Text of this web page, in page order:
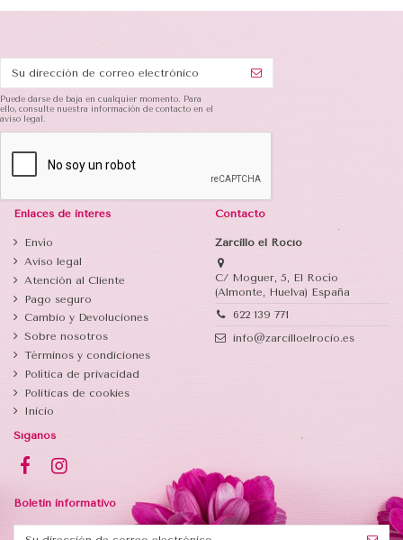
Puede darse de baja en cualquier momento. Para
ello, consulte nuestra información de contacto en el
aviso legal.
Enlaces de interés
Envío
Aviso legal
Atención al Cliente
Pago seguro
Cambio y Devoluciones
Sobre nosotros
Términos y condiciones
Política de privacidad
Politicas de cookies
Inicio
Contacto
Zarcillo el Rocío
C/ Moguer, 5, El Rocío
(Almonte, Huelva) España
622 139 771
info@zarcilloelrocio.es
Síganos
Boletin informativo